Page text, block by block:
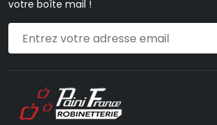
votre boîte mail !